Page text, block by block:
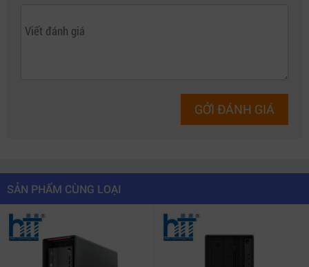
Intel Xeon W-2223
động phát hiện và sửa lỗi bộ nhớ – điều cực kỳ quan
trọng với các tác vụ kỹ thuật và đồ họa chuyên nghiệp.
Hiệu suất đồ họa chuyên sâu
Được trang bịNvidia T1000 8GB GDDR6
đáp ứng hoàn hảo các nhu cầu đồ họa 2D/3D, dựng
phim, render mô phỏng kỹ thuật, CAD/CAM hay xử lý
hình ảnh y khoa. Card T1000 được tối ưu hóa cho các
GỞI ĐÁNH GIÁ
SẢN PHẨM CÙNG LOẠI